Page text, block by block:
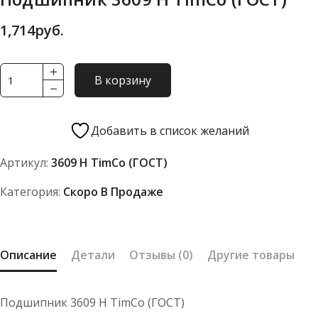
1,714руб.
Количество
товара
TimCo
В корзину
Добавить в список желаний
Артикул: 3609 Н TimCo (ГОСТ)
Категория: Скоро В Продаже
Описание Детали Отзывы (0) Другие товары
Подшипник 3609 Н TimCo (ГОСТ)